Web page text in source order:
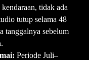
tidak ada
tutup selama 48
tanggalnya sebelum
Periode Juli–